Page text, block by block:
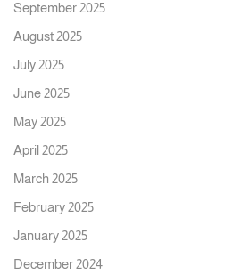
September 2025
August 2025
July 2025
June 2025
May 2025
April 2025
March 2025
February 2025
January 2025
December 2024